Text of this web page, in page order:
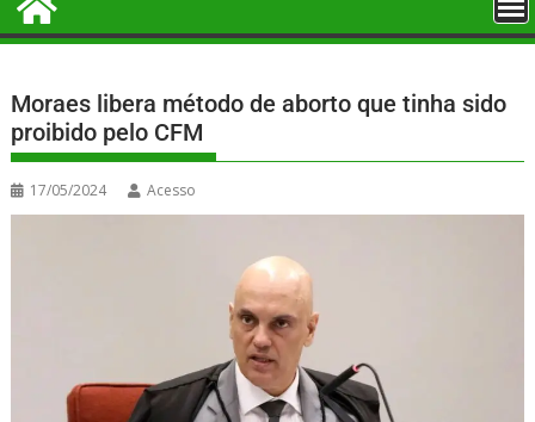
Moraes libera método de aborto que tinha sido
proibido pelo CFM
17/05/2024 Acesso